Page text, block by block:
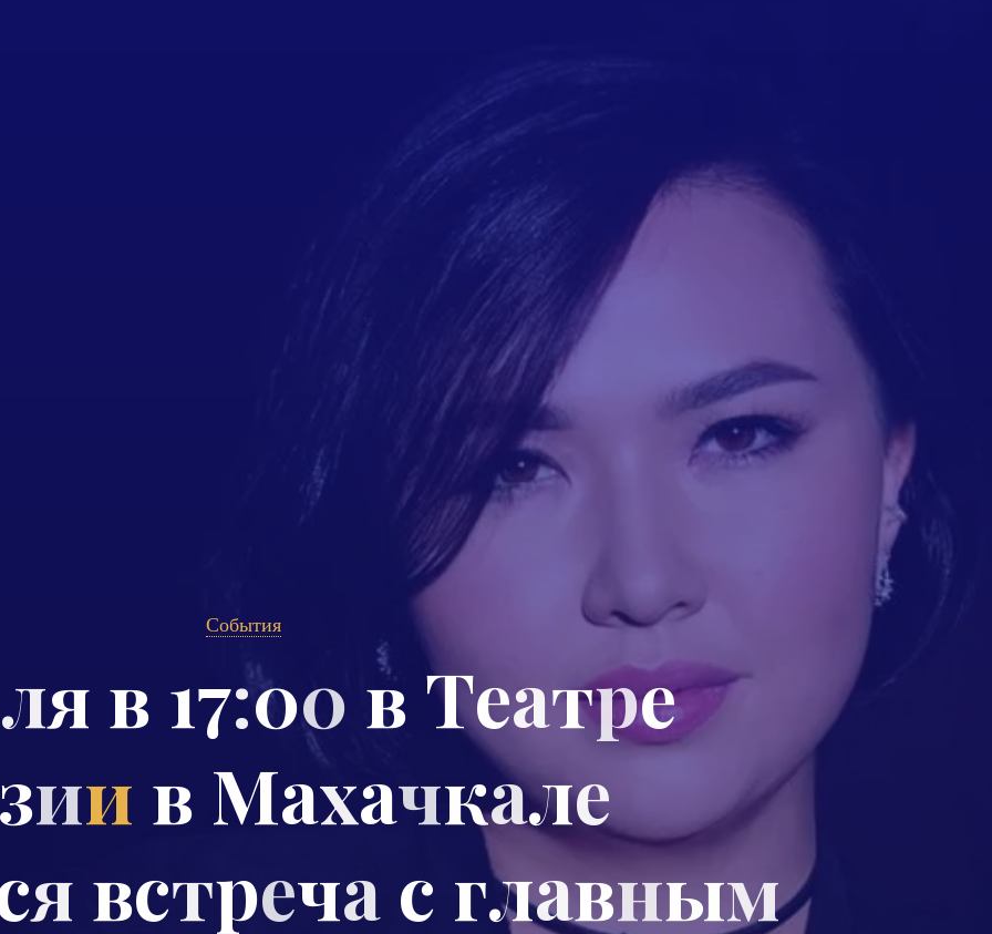
События
ля в 17:00 в Театре
зии в Махачкалее
я встреча с главным